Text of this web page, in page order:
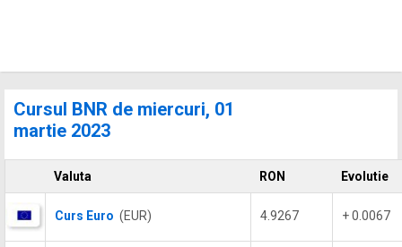
Cursul BNR de miercuri, 01
martie 2023
Valuta RON Evolutie
Curs Euro (EUR) 4.9267 + 0.0067